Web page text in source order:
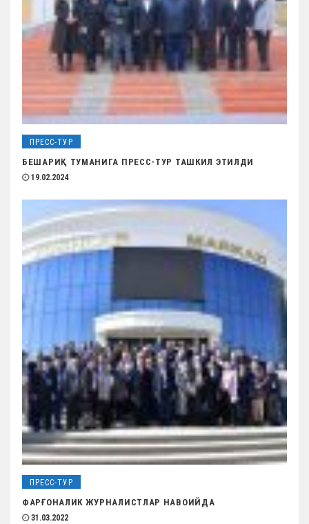
ПРЕСС-ТУР
БЕШАРИҚ ТУМАНИГА ПРЕСС-ТУР ТАШКИЛ ЭТИЛДИ
19.02.2024
ПРЕСС-ТУР
ФАРҒОНАЛИК ЖУРНАЛИСТЛАР НАВОИЙДА
31.03.2022